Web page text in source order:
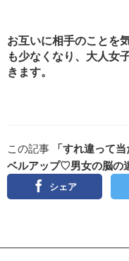
お互いに相手のことを
も少なくなり、大人女
きます。
この記事
「すれ違って
ベルアップ♡男女の脳の
シェア